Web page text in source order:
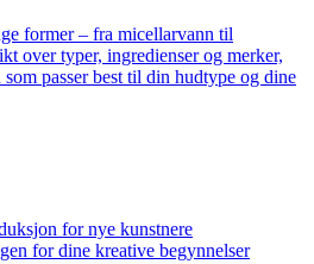
former – fra micellarvann til
over typer, ingredienser og merker,
passer best til din hudtype og dine
for nye kunstnere
for dine kreative begynnelser